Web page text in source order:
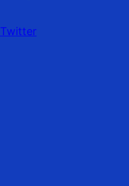
Twitter